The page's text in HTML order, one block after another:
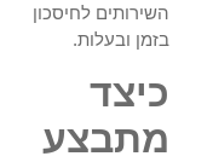
השירותים לחיסכון
בזמן ובעלות.
כיצד
מתבצע